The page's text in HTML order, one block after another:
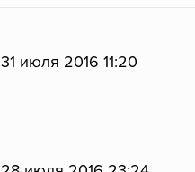
31 июля 2016 11:20